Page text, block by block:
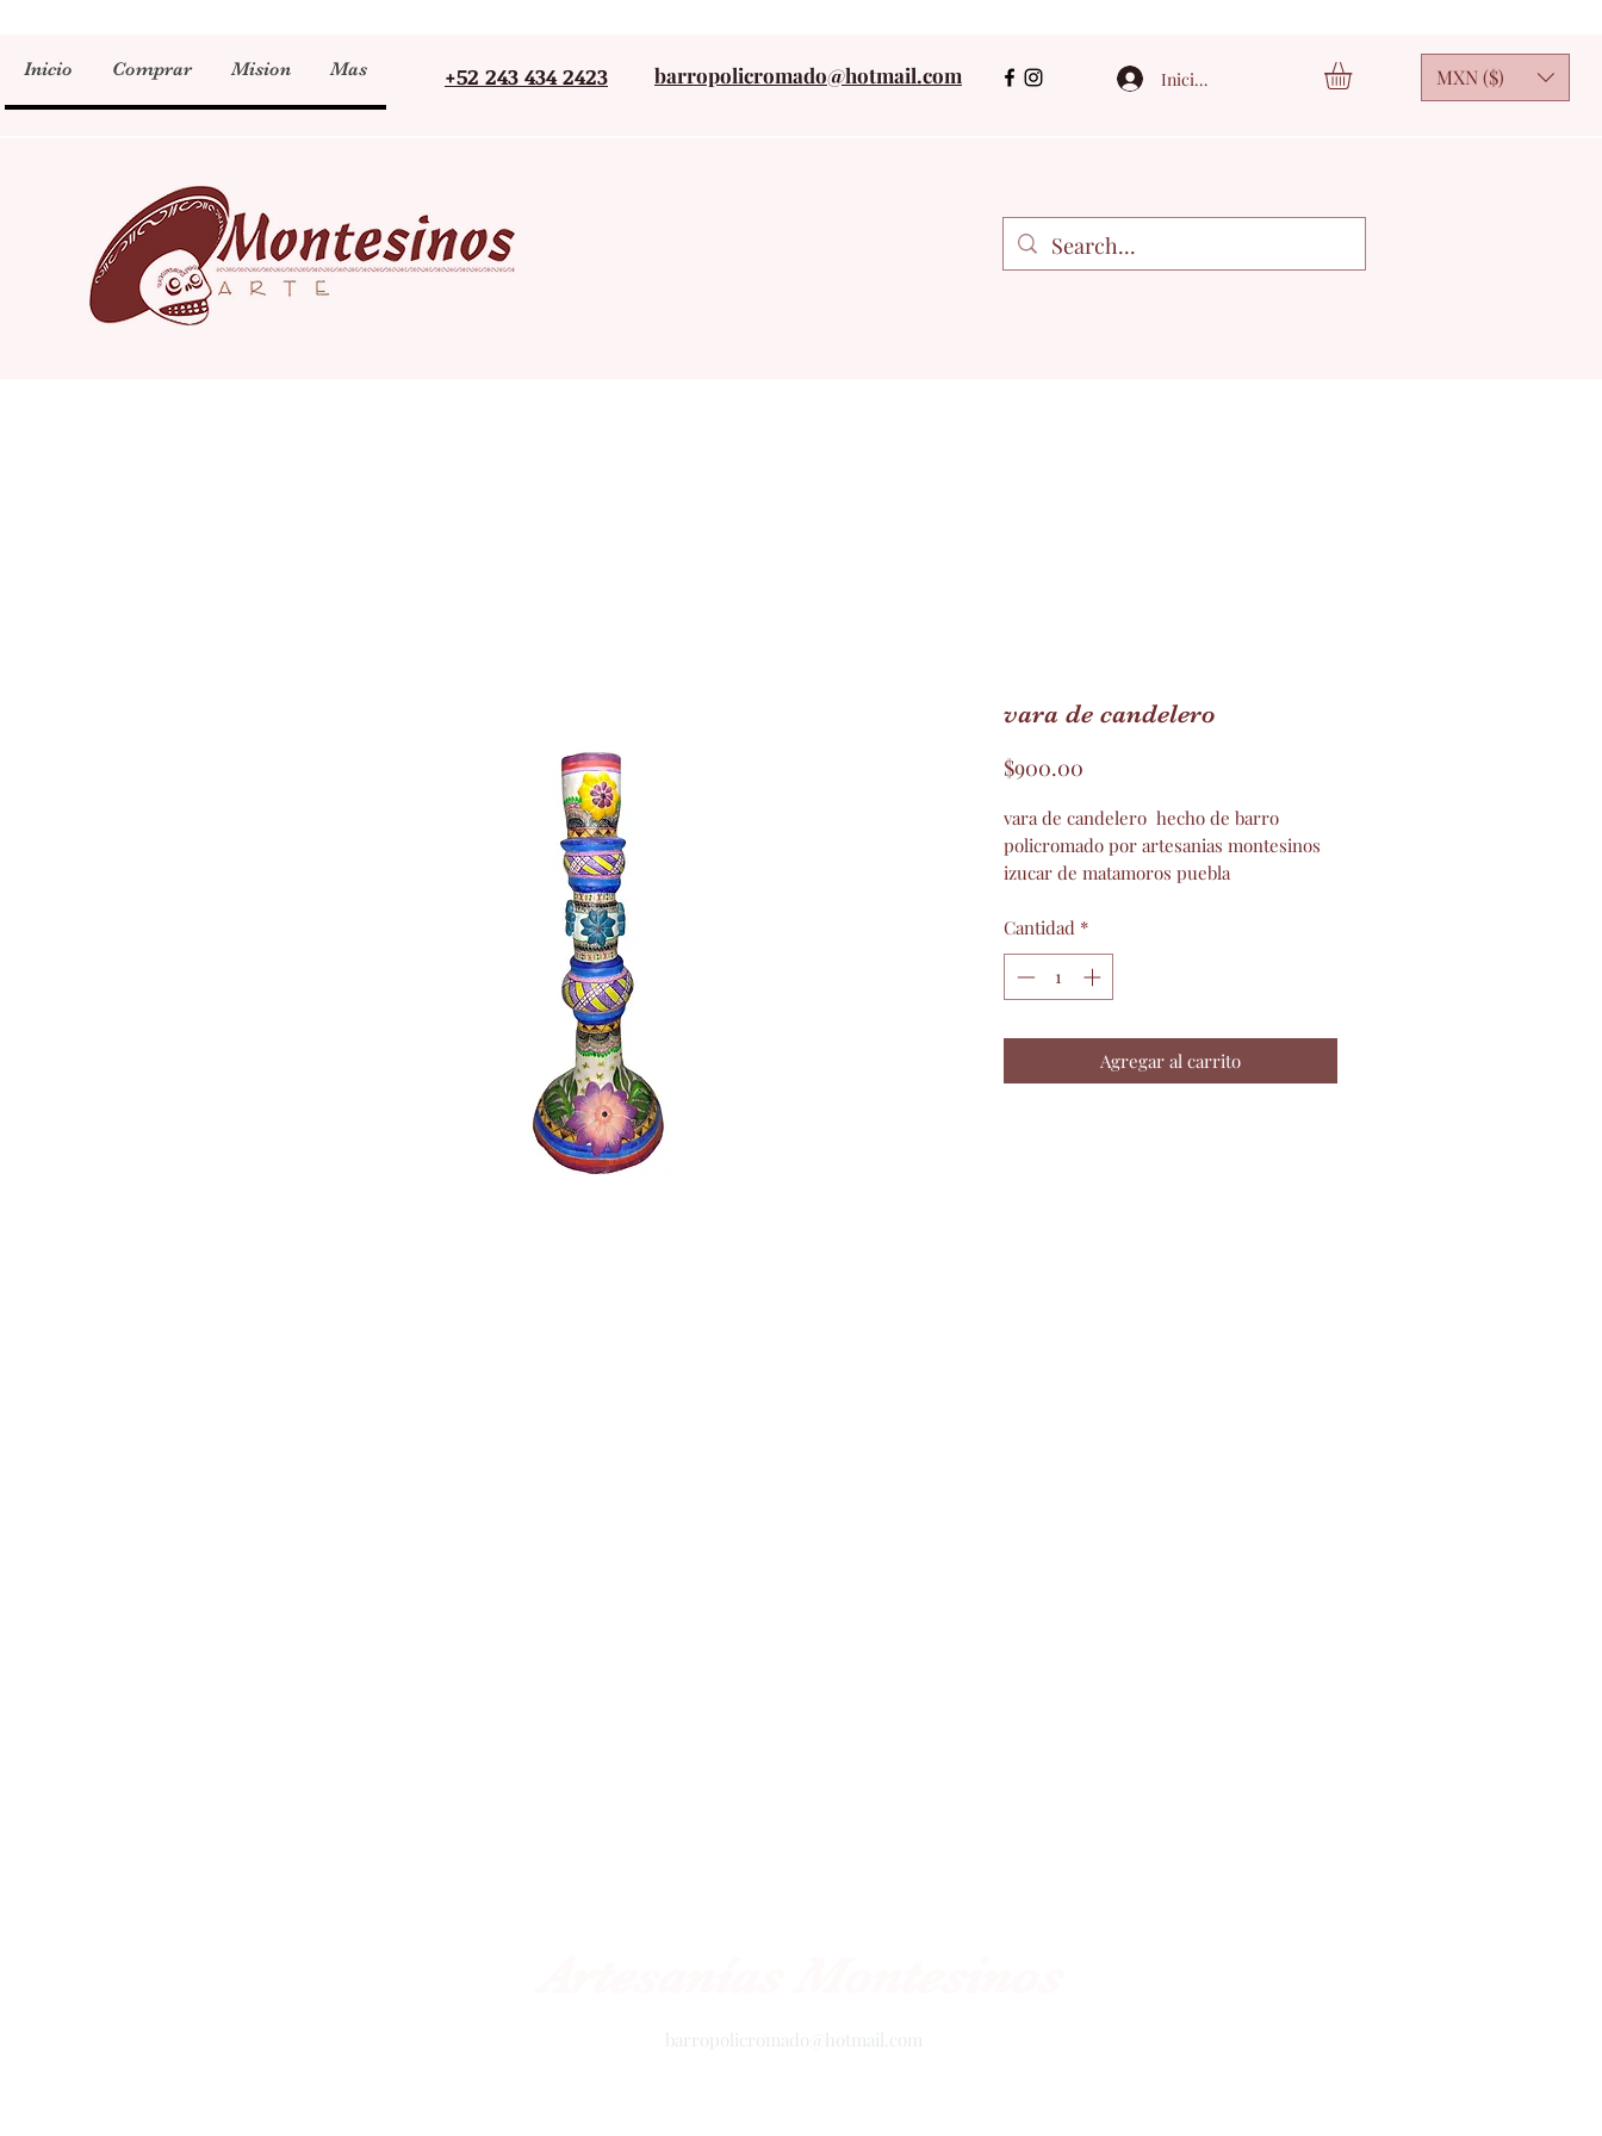
Inicio Comprar Mision Mas +52 243 434 2423 barropolicromado@hotmail.com Iniciar sesión MXN ($)
vara de candelero
$900.00
vara de candelero hecho de barro
policromado por artesanias montesinos
izucar de matamoros puebla
Cantidad *
Agregar al carrito
barropolicromado@hotmail.com